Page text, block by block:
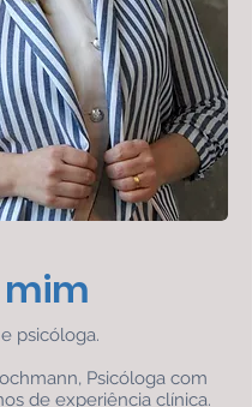
mim
psicóloga.
Psicóloga com
de experiência clínica.